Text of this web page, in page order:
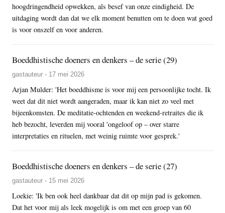
hoogdringendheid opwekken, als besef van onze eindigheid. De
uitdaging wordt dan dat we elk moment benutten om te doen wat goed
is voor onszelf en voor anderen.
Boeddhistische doeners en denkers – de serie (29)
gastauteur - 17 mei 2026
Arjan Mulder: 'Het boeddhisme is voor mij een persoonlijke tocht. Ik
weet dat dit niet wordt aangeraden, maar ik kan niet zo veel met
bijeenkomsten. De meditatie-ochtenden en weekend-retraites die ik
heb bezocht, leverden mij vooral 'ongeloof op – over starre
interpretaties en rituelen, met weinig ruimte voor gesprek.'
Boeddhistische doeners en denkers – de serie (27)
gastauteur - 15 mei 2026
Loekie: 'Ik ben ook heel dankbaar dat dit op mijn pad is gekomen.
Dat het voor mij als leek mogelijk is om met een groep van 60